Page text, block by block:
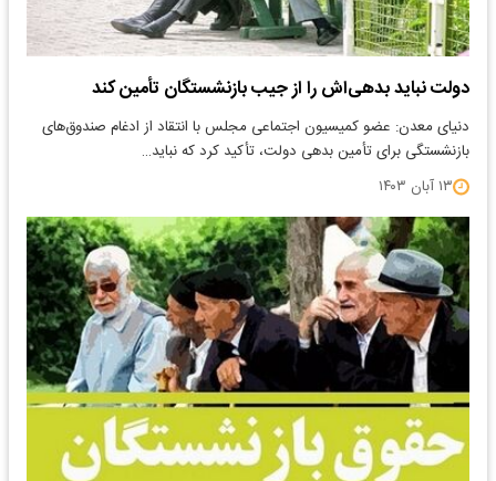
دولت نباید بدهی‌اش را از جیب بازنشستگان تأمین کند
دنیای معدن: عضو کمیسیون اجتماعی مجلس با انتقاد از ادغام صندوق‌های
بازنشستگی برای تأمین بدهی دولت، تأکید کرد که نباید…
۱۳ آبان ۱۴۰۳